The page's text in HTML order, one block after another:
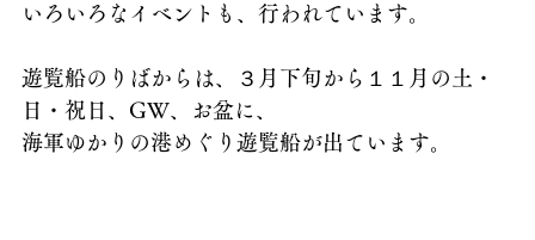
いろいろなイベントも、行われています。
遊覧船のりばからは、３月下旬から１１月の土・
日・祝日、GW、お盆に、
海軍ゆかりの港めぐり遊覧船が出ています。